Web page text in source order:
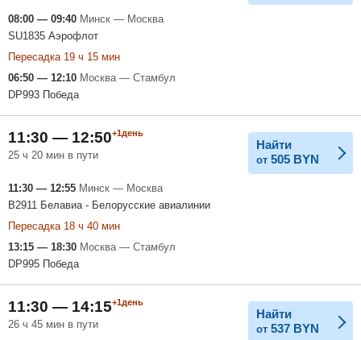
08:00 — 09:40 Минск — Москва
SU1835 Аэрофлот
Пересадка 19 ч 15 мин
06:50 — 12:10 Москва — Стамбул
DP993 Победа
11:30 — 12:50+1день
25 ч 20 мин в пути
Найти
от 505 BYN
11:30 — 12:55 Минск — Москва
B2911 Белавиа - Белорусские авиалинии
Пересадка 18 ч 40 мин
13:15 — 18:30 Москва — Стамбул
DP995 Победа
11:30 — 14:15+1день
26 ч 45 мин в пути
Найти
от 537 BYN